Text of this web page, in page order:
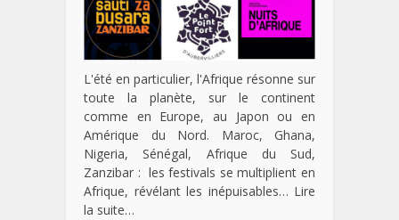
L'été en particulier, l'Afrique résonne sur
toute la planète, sur le continent
comme en Europe, au Japon ou en
Amérique du Nord. Maroc, Ghana,
Nigeria, Sénégal, Afrique du Sud,
Zanzibar : les festivals se multiplient en
Afrique, révélant les inépuisables… Lire
la suite…